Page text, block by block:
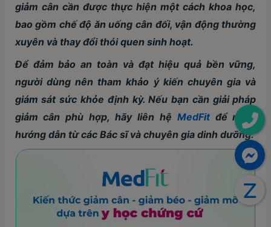
giảm cân cần được thực hiện một cách khoa học,
bao gồm chế độ ăn uống cân đối, vận động thường
xuyên và thay đổi thói quen sinh hoạt.
Để đảm bảo an toàn và đạt hiệu quả bền vững,
người dùng nên tham khảo ý kiến chuyên gia và
giám sát sức khỏe định kỳ. Nếu bạn cần giải pháp
giảm cân phù hợp, hãy liên hệ MedFitđể nhận
hướng dẫn từ các Bác sĩ và chuyên gia dinh dưỡng.